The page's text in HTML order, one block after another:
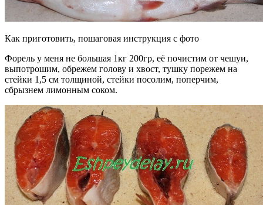
Как приготовить, пошаговая инструкция с фото
Форель у меня не большая 1кг 200гр, её почистим от чешуи,
выпотрошим, обрежем голову и хвост, тушку порежем на
стейки 1,5 см толщиной, стейки посолим, поперчим,
сбрызнем лимонным соком.